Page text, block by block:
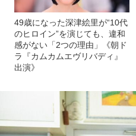
49歳になった深津絵里が“10代
のヒロイン”を演じても、違和
感がない「2つの理由」《朝ド
ラ『カムカムエヴリバディ』
出演》